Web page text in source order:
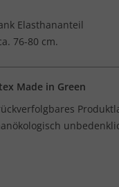
Elasthananteil
76-80 cm.
Made in Green